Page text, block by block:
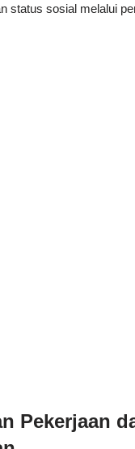
status sosial melalui
Pekerjaan